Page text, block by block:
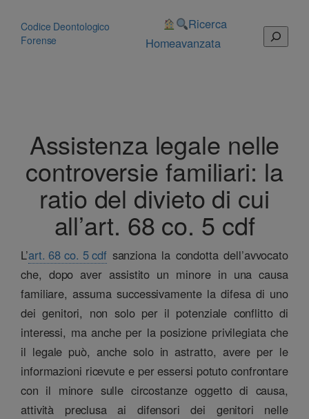
contenuto
Codice Deontologico
Forense
Home
Ricerca
avanzata
Cerca
Assistenza legale nelle
controversie familiari: la
ratio del divieto di cui
all’art. 68 co. 5 cdf
L’art. 68 co. 5 cdf sanziona la condotta dell’avvocato
che, dopo aver assistito un minore in una causa
familiare, assuma successivamente la difesa di uno
dei genitori, non solo per il potenziale conflitto di
interessi, ma anche per la posizione privilegiata che
il legale può, anche solo in astratto, avere per le
informazioni ricevute e per essersi potuto confrontare
con il minore sulle circostanze oggetto di causa,
attività preclusa ai difensori dei genitori nelle